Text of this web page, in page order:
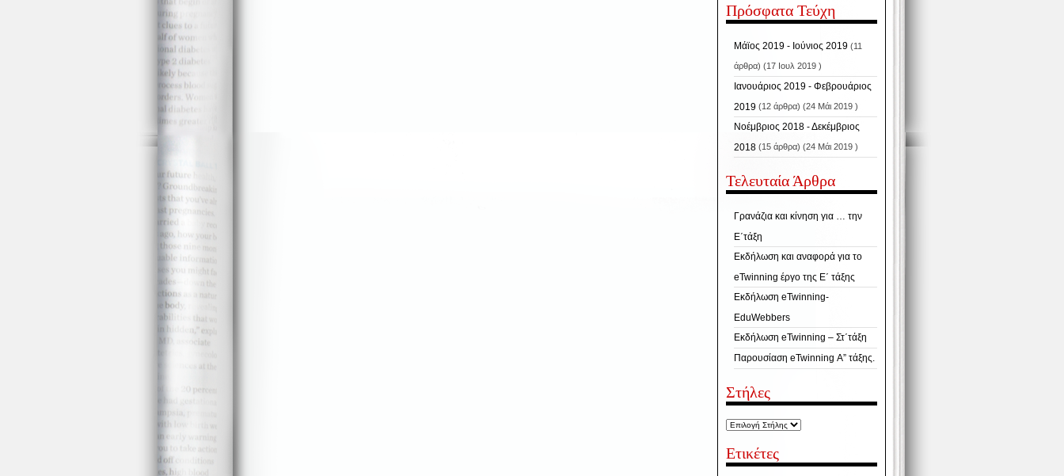
Πρόσφατα Τεύχη
Μάϊος 2019 - Ιούνιος 2019(11
άρθρα) (17 Ιουλ 2019 )
Ιανουάριος 2019 - Φεβρουάριος
2019(12 άρθρα) (24 Μάι 2019 )
Νοέμβριος 2018 - Δεκέμβριος
2018(15 άρθρα) (24 Μάι 2019 )
Τελευταία Άρθρα
Γρανάζια και κίνηση για … την
Ε΄τάξη
Εκδήλωση και αναφορά για το
eTwinning έργο της Ε΄ τάξης
Εκδήλωση eTwinning-
EduWebbers
Εκδήλωση eTwinning – Στ΄τάξη
Παρουσίαση eTwinning Α” τάξης.
Στήλες
Ετικέτες